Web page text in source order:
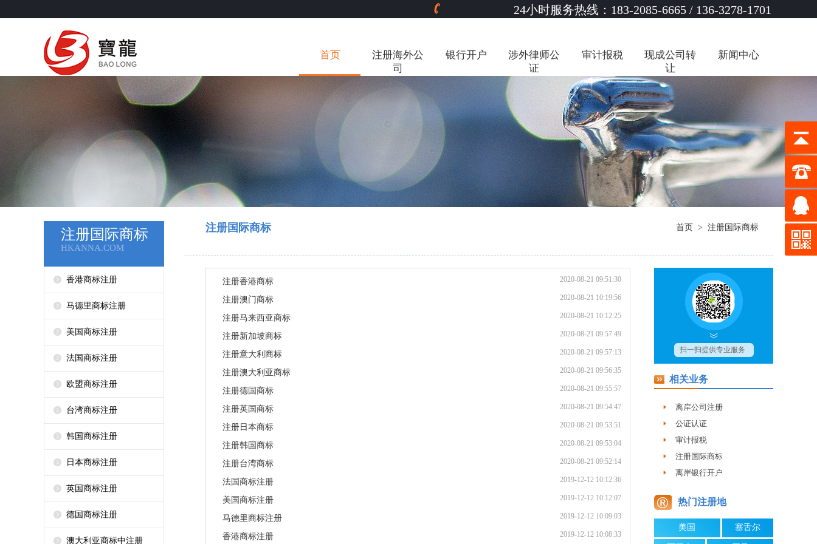
24小时服务热线：183-2085-6665 / 136-3278-1701
首页
注册海外公
司
银行开户
涉外律师公
证
审计报税
现成公司转
让
新闻中心
注册国际商标
HKANNA.COM
香港商标注册
马德里商标注册
美国商标注册
法国商标注册
欧盟商标注册
台湾商标注册
韩国商标注册
日本商标注册
英国商标注册
德国商标注册
澳大利亚商标中注册
首页 > 注册国际商标
注册国际商标
注册香港商标 2020-08-21 09:51:30
注册澳门商标 2020-08-21 10:19:56
注册马来西亚商标 2020-08-21 10:12:25
注册新加坡商标 2020-08-21 09:57:49
注册意大利商标 2020-08-21 09:57:13
注册澳大利亚商标 2020-08-21 09:56:35
注册德国商标 2020-08-21 09:55:57
注册英国商标 2020-08-21 09:54:47
注册日本商标 2020-08-21 09:53:51
注册韩国商标 2020-08-21 09:53:04
注册台湾商标 2020-08-21 09:52:14
法国商标注册 2019-12-12 10:12:36
美国商标注册 2019-12-12 10:12:07
马德里商标注册 2019-12-12 10:09:03
香港商标注册 2019-12-12 10:08:33
相关业务
离岸公司注册
公证认证
审计报税
注册国际商标
离岸银行开户
热门注册地
美国 塞舌尔